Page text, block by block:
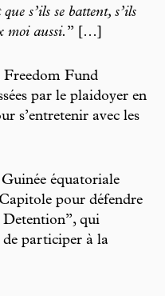
s’ils se battent, s’ils
moi aussi. ” […]
Freedom Fund
par le plaidoyer en
s’entretenir avec les
équatoriale
pour défendre
qui
participer à la